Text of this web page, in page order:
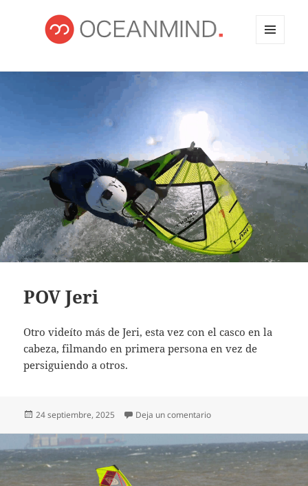
OCEANMIND
WIDGETS
POV Jeri
Otro videíto más de Jeri, esta vez con el casco en la
cabeza, filmando en primera persona en vez de
persiguiendo a otros.
Publicado
24 septiembre, 2025 Deja un comentarioon POV Jeri